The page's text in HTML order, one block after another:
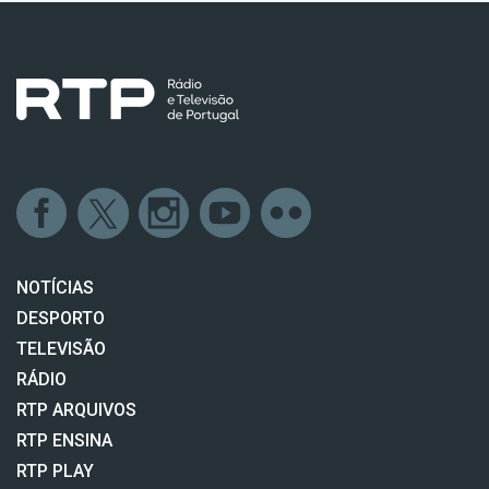
NOTÍCIAS
DESPORTO
TELEVISÃO
RÁDIO
RTP ARQUIVOS
RTP ENSINA
RTP PLAY